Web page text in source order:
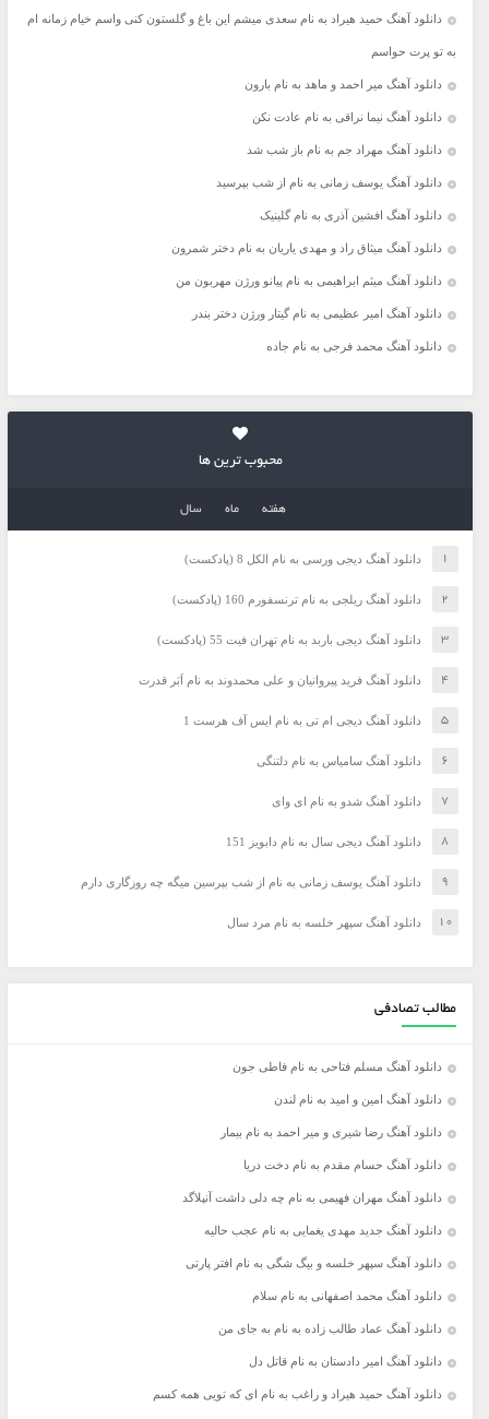
دانلود آهنگ حمید هیراد به نام سعدی میشم این باغ و گلستون کنی واسم خیام زمانه ام
به تو پرت حواسم
دانلود آهنگ میر احمد و ماهد به نام بارون
دانلود آهنگ نیما نراقی به نام عادت نکن
دانلود آهنگ مهراد جم به نام باز شب شد
دانلود آهنگ یوسف زمانی به نام از شب بپرسید
دانلود آهنگ افشین آذری به نام گلینیک
دانلود آهنگ میثاق راد و مهدی یاریان به نام دختر شمرون
دانلود آهنگ میثم ابراهیمی به نام پیانو ورژن مهربون من
دانلود آهنگ امیر عظیمی به نام گیتار ورژن دختر بندر
دانلود آهنگ محمد فرجی به نام جاده
محبوب ترین ها
هفته ماه سال
دانلود آهنگ دیجی ورسی به نام الکل 8 (پادکست)
دانلود آهنگ ریلجی به نام ترنسفورم 160 (پادکست)
دانلود آهنگ دیجی باربد به نام تهران فیت 55 (پادکست)
دانلود آهنگ فرید پیروانیان و علی محمدوند به نام اَبَر قدرت
دانلود آهنگ دیجی ام تی به نام ایس آف هرست 1
دانلود آهنگ سامیاس به نام دلتنگی
دانلود آهنگ شدو به نام ای وای
دانلود آهنگ دیجی سال به نام دابویز 151
دانلود آهنگ یوسف زمانی به نام از شب بپرسین میگه چه روزگاری دارم
دانلود آهنگ سپهر خلسه به نام مرد سال
مطالب تصادفی
دانلود آهنگ مسلم فتاحی به نام فاطی جون
دانلود آهنگ امین و امید به نام لندن
دانلود آهنگ رضا شیری و میر احمد به نام بیمار
دانلود آهنگ حسام مقدم به نام دخت دریا
دانلود آهنگ مهران فهیمی به نام چه دلی داشت آنپلاگد
دانلود آهنگ جدید مهدی یغمایی به نام عجب حالیه
دانلود آهنگ سپهر خلسه و بیگ شگی به نام افتر پارتی
دانلود آهنگ محمد اصفهانی به نام سلام
دانلود آهنگ عماد طالب زاده به نام به جای من
دانلود آهنگ امیر دادستان به نام قاتل دل
دانلود آهنگ حمید هیراد و راغب به نام ای که تویی همه کسم